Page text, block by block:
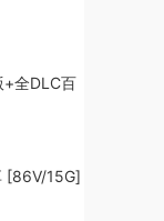
+全DLC百
[86V/15G]